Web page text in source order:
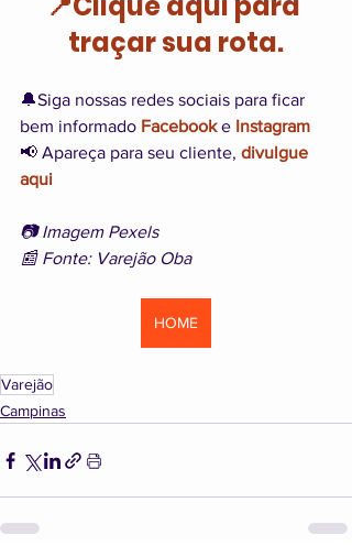
traçar sua rota.
🔔Siga nossas redes sociais para ficar
bem informado Facebook e Instagram
📢 Apareça para seu cliente, divulgue
aqui
📷 Imagem Pexels
📰 Fonte: Varejão Oba
HOME
Varejão
Campinas